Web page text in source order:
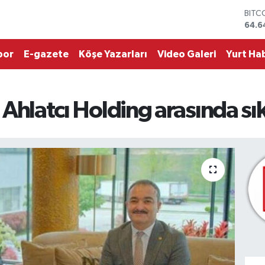
E-gazete Köşe Yazarları Video Galeri Yurt
Holding arasında